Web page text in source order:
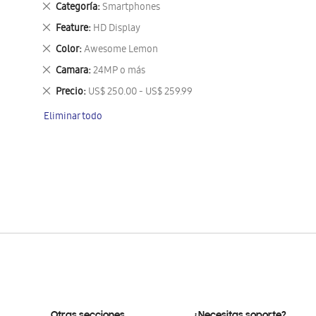
Categoría Smartphones
Eliminar
este
artículo
Feature HD Display
Eliminar
este
artículo
Color Awesome Lemon
Eliminar
este
artículo
Camara 24MP o más
Eliminar
este
artículo
Precio US$ 250.00 - US$ 259.99
Eliminar
artículo
Eliminar todo